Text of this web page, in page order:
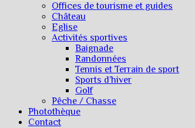
Offices de tourisme et guides
Château
Eglise
Activités sportives
Baignade
Randonnées
Tennis et Terrain de sport
Sports d’hiver
Golf
Pêche / Chasse
Photothèque
Contact